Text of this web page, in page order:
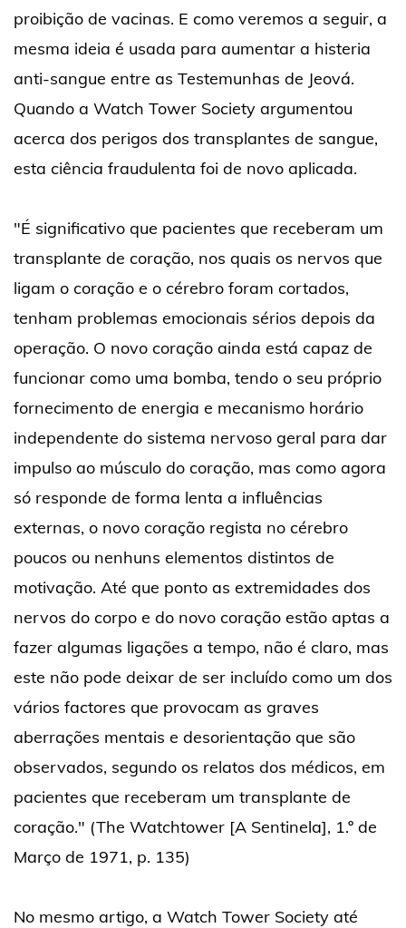
proibição de vacinas. E como veremos a seguir, a
mesma ideia é usada para aumentar a histeria
anti-sangue entre as Testemunhas de Jeová.
Quando a Watch Tower Society argumentou
acerca dos perigos dos transplantes de sangue,
esta ciência fraudulenta foi de novo aplicada.
"É significativo que pacientes que receberam um
transplante de coração, nos quais os nervos que
ligam o coração e o cérebro foram cortados,
tenham problemas emocionais sérios depois da
operação. O novo coração ainda está capaz de
funcionar como uma bomba, tendo o seu próprio
fornecimento de energia e mecanismo horário
independente do sistema nervoso geral para dar
impulso ao músculo do coração, mas como agora
só responde de forma lenta a influências
externas, o novo coração regista no cérebro
poucos ou nenhuns elementos distintos de
motivação. Até que ponto as extremidades dos
nervos do corpo e do novo coração estão aptas a
fazer algumas ligações a tempo, não é claro, mas
este não pode deixar de ser incluído como um dos
vários factores que provocam as graves
aberrações mentais e desorientação que são
observados, segundo os relatos dos médicos, em
pacientes que receberam um transplante de
coração." (The Watchtower [A Sentinela], 1.º de
Março de 1971, p. 135)
No mesmo artigo, a Watch Tower Society até